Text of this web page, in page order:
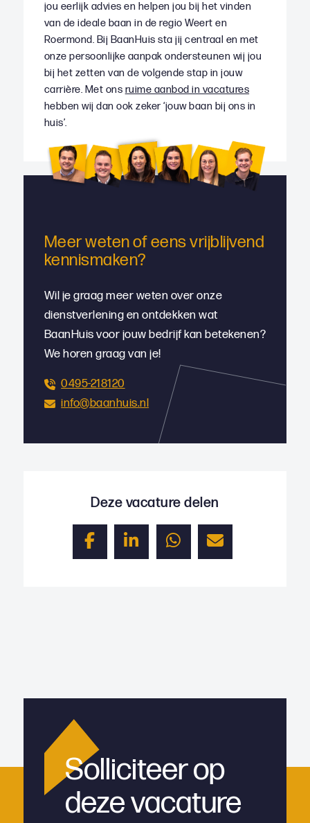
jou eerlijk advies en helpen jou bij het vinden
van de ideale baan in de regio Weert en
Roermond. Bij BaanHuis sta jij centraal en met
onze persoonlijke aanpak ondersteunen wij jou
bij het zetten van de volgende stap in jouw
carrière. Met ons ruime aanbod in vacatures
hebben wij dan ook zeker ‘jouw baan bij ons in
huis’.
Meer weten of eens vrijblijvend
kennismaken?
Wil je graag meer weten over onze
dienstverlening en ontdekken wat
BaanHuis voor jouw bedrijf kan betekenen?
We horen graag van je!
0495-218120
info@baanhuis.nl
Deze vacature delen
Solliciteer op
deze vacature